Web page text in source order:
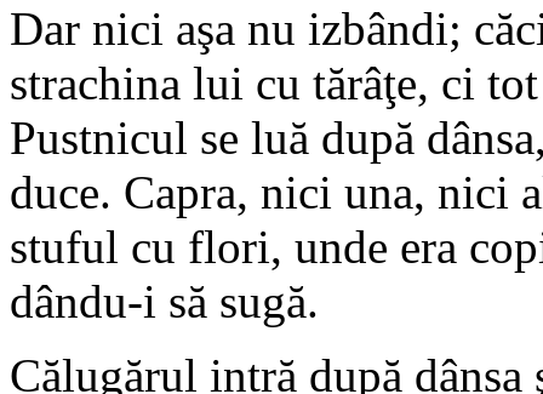
Dar nici aşa nu izbândi;
strachina lui cu tărâţe, ci
Pustnicul se luă după
duce. Capra, nici una, nici
stuful cu flori, unde era
dându-i să sugă.
Călugărul intră după